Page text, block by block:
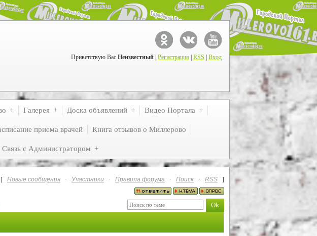
Приветствую Вас Неизвестный Регистрация RSS Вход
Галерея Доска объявлений Видео Портала
приема врачей Книга отзывов о Миллерово
Связь с Администратором
[ Новые сообщения · Участники · Правила форума · Поиск · RSS
]